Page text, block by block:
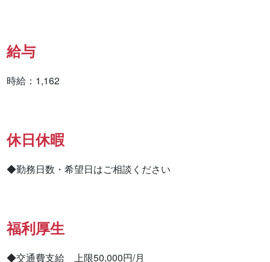
給与
時給：1,162
休日休暇
◆勤務日数・希望日はご相談ください
福利厚生
◆交通費支給　上限50,000円/月